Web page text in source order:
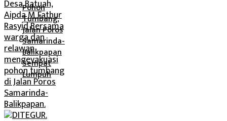
Pohon
Tumbang,
Jalan Poros
Samarinda-
Balikpapan
Sempat
Lumpuh